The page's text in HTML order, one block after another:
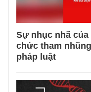
Sự nhục nhã
chức tham
pháp luật